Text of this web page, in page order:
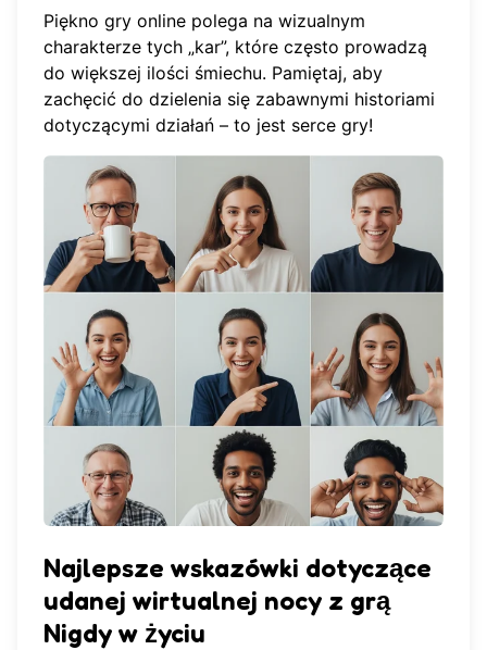
Piękno gry online polega na wizualnym
charakterze tych „kar”, które często prowadzą
do większej ilości śmiechu. Pamiętaj, aby
zachęcić do dzielenia się zabawnymi historiami
dotyczącymi działań – to jest serce gry!
Najlepsze wskazówki dotyczące
udanej wirtualnej nocy z grą
Nigdy w życiu